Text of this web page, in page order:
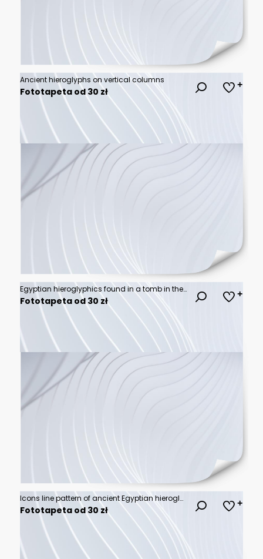
Ancient hieroglyphs on vertical columns
Fototapeta od 30 zł
Egyptian hieroglyphics found in a tomb in the valley of the Kings, Luxor, Egypt.
Fototapeta od 30 zł
Icons line pattern of ancient Egyptian hieroglyphs and artifacts for decorative seamless background design
Fototapeta od 30 zł